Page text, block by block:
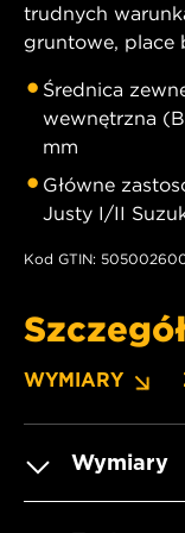
trudnych
gruntowe, place
Średnica
wewnętrzna
mm
Główne
Justy I/II
Kod GTIN:
WYMIARY
Wymiary